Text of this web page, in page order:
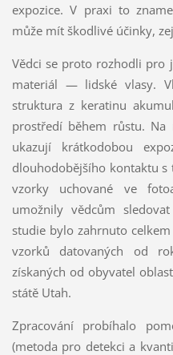
expozice. V praxi to
může mít škodlivé účinky,
Vědci se proto rozhodli pro
materiál — lidské vlasy.
struktura z keratinu
prostředí během růstu.
ukazují krátkodobou
dlouhodobějšího kontaktu
vzorky uchované ve
umožnily vědcům
studie bylo zahrnuto
vzorků datovaných od
získaných od obyvatel
státě Utah.
Zpracování probíhalo
(metoda pro detekci a